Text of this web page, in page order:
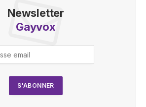
Newsletter
Gayvox